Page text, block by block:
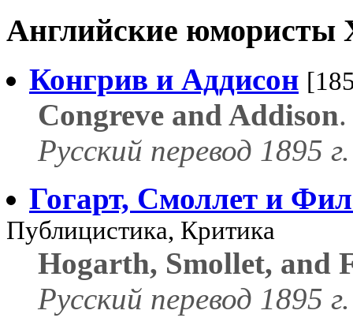
Английские юмористы
Конгрив и Аддисон
Congreve and Addison.
Русский перевод 1895
Гогарт, Смоллет и
Публицистика, Критика
Hogarth, Smollet, and
Русский перевод 1895